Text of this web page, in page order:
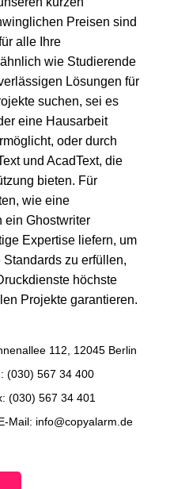
Preisen sind
alle Ihre
wie Studierende
Lösungen für
suchen, sei es
eine Hausarbeit
oder durch
und AcadText, die
bieten. Für
wie eine
ein Ghostwriter
Expertise liefern, um
zu erfüllen,
höchste
Projekte garantieren.
112, 12045 Berlin
(030) 567 34 400
(030) 567 34 401
Mail: info@copyalarm.de